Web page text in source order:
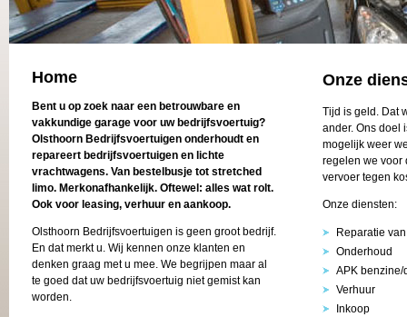
Home
Bent u op zoek naar een betrouwbare en
vakkundige garage voor uw bedrijfsvoertuig?
Olsthoorn Bedrijfsvoertuigen onderhoudt en
repareert bedrijfsvoertuigen en lichte
vrachtwagens. Van bestelbusje tot stretched
limo. Merkonafhankelijk. Oftewel: alles wat rolt.
Ook voor leasing, verhuur en aankoop.
Olsthoorn Bedrijfsvoertuigen is geen groot bedrijf.
En dat merkt u. Wij kennen onze klanten en
denken graag met u mee. We begrijpen maar al
te goed dat uw bedrijfsvoertuig niet gemist kan
worden.
Onze
Tijd is geld. Dat
ander. Ons doel
mogelijk weer
regelen we voor
vervoer tegen
Onze diensten:
Reparatie
Onderhoud
APK benzine/
Verhuur
Inkoop